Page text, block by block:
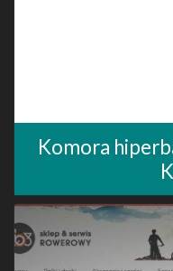
Komora